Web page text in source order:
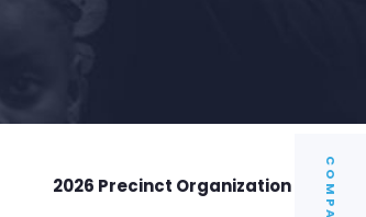
2026 Precinct Organization